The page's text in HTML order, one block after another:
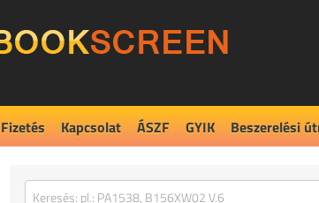
Fizetés Kapcsolat ÁSZF GYIK Beszerelési